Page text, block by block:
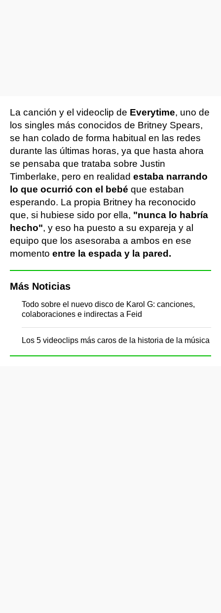
La canción y el videoclip de Everytime, uno de
los singles más conocidos de Britney Spears,
se han colado de forma habitual en las redes
durante las últimas horas, ya que hasta ahora
se pensaba que trataba sobre Justin
Timberlake, pero en realidad estaba narrando
lo que ocurrió con el bebé que estaban
esperando. La propia Britney ha reconocido
que, si hubiese sido por ella, "nunca lo habría
hecho", y eso ha puesto a su expareja y al
equipo que los asesoraba a ambos en ese
momento entre la espada y la pared.
Más Noticias
Todo sobre el nuevo disco de Karol G: canciones,
colaboraciones e indirectas a Feid
Los 5 videoclips más caros de la historia de la música